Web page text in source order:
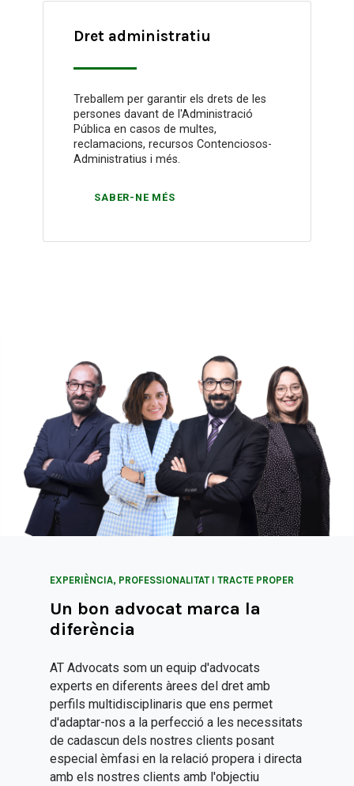
Dret administratiu
Treballem per garantir els drets de les
persones davant de l'Administració
Pública en casos de multes,
reclamacions, recursos Contenciosos-
Administratius i més.
SABER-NE MÉS
EXPERIÈNCIA, PROFESSIONALITAT I TRACTE PROPER
Un bon advocat marca la
diferència
AT Advocats som un equip d'advocats
experts en diferents àrees del dret amb
perfils multidisciplinaris que ens permet
d'adaptar-nos a la perfecció a les necessitats
de cadascun dels nostres clients posant
especial èmfasi en la relació propera i directa
amb els nostres clients amb l'objectiu